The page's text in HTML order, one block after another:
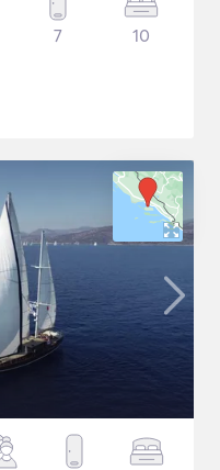
7 10